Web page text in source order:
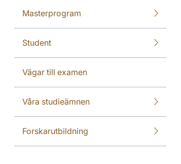
Masterprogram
Student
Vägar till examen
Våra studieämnen
Forskarutbildning